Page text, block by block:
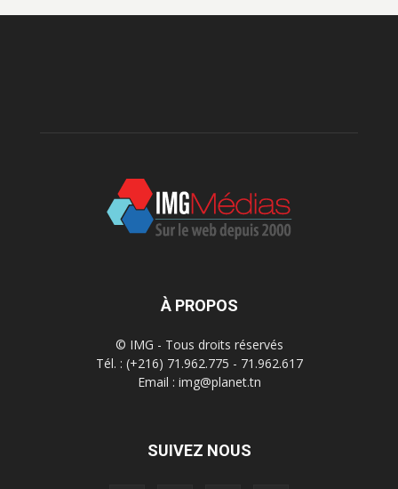
À PROPOS
© IMG - Tous droits réservés
Tél. : (+216) 71.962.775 - 71.962.617
Email : img@planet.tn
SUIVEZ NOUS